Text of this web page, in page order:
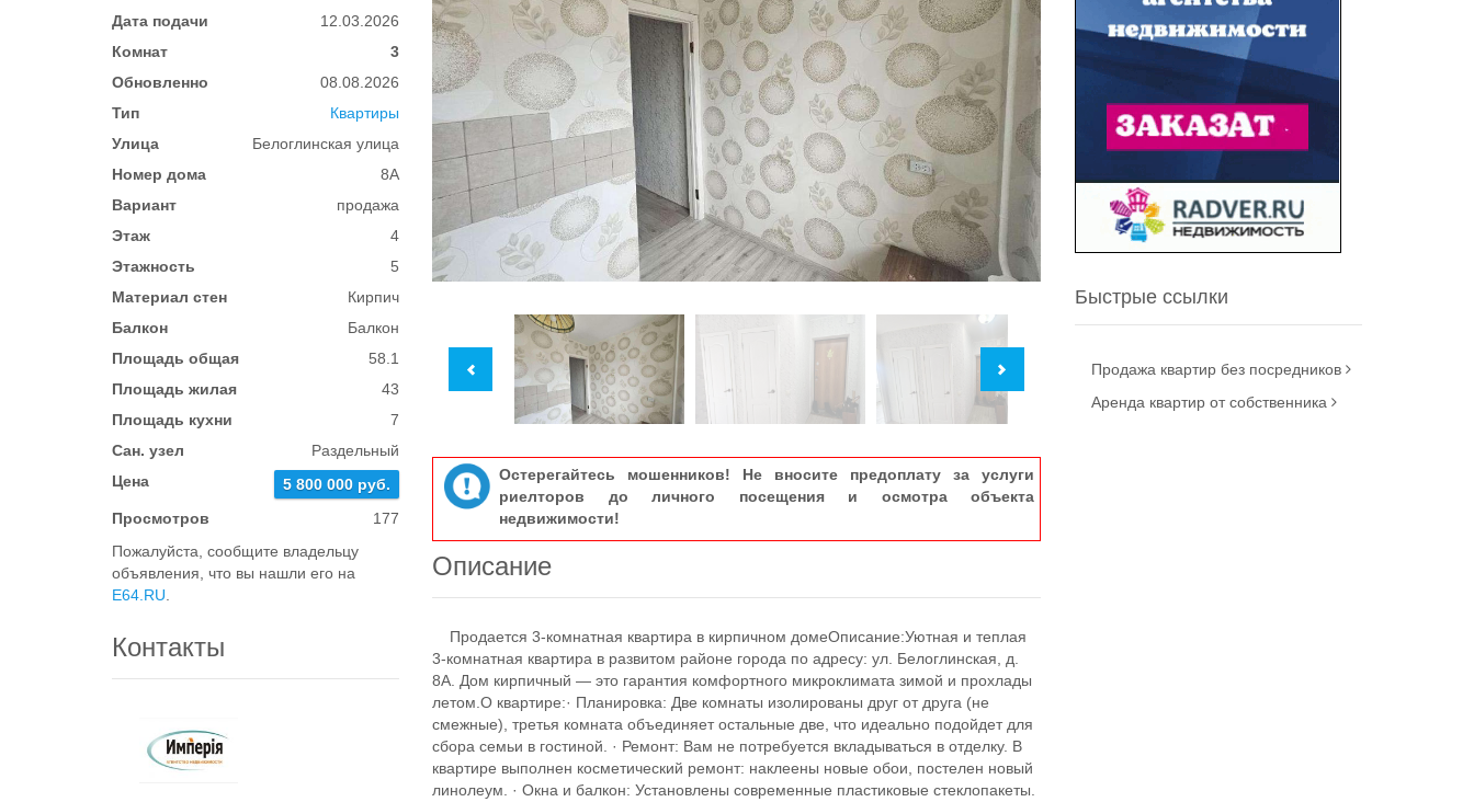
Дата подачи
12.03.2026
Комнат
3
Обновленно
08.08.2026
Тип
Квартиры
Улица
Белоглинская улица
Номер дома
8А
Вариант
продажа
Этаж
4
Этажность
5
Материал стен
Кирпич
Балкон
Балкон
Площадь общая
58.1
Площадь жилая
43
Площадь кухни
7
Сан. узел
Раздельный
Цена
5 800 000 руб.
Просмотров
177
Пожалуйста, сообщите владельцу
объявления, что вы нашли его на
E64.RU
Контакты
Остерегайтесь мошенников! Не вносите предоплату за услуги
риелторов до личного посещения и осмотра объекта
недвижимости!
Описание
Продается 3-комнатная квартира в кирпичном домеОписание:Уютная и теплая
3-комнатная квартира в развитом районе города по адресу: ул. Белоглинская, д.
8А. Дом кирпичный — это гарантия комфортного микроклимата зимой и прохлады
летом.О квартире:· Планировка: Две комнаты изолированы друг от друга (не
смежные), третья комната объединяет остальные две, что идеально подойдет для
сбора семьи в гостиной. · Ремонт: Вам не потребуется вкладываться в отделку. В
квартире выполнен косметический ремонт: наклеены новые обои, постелен новый
линолеум. · Окна и балкон: Установлены современные пластиковые стеклопакеты.
Быстрые ссылки
Продажа квартир без посредников
Аренда квартир от собственника